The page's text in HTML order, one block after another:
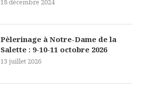
18 décembre 2024
Pèlerinage à Notre-Dame de la
Salette : 9-10-11 octobre 2026
13 juillet 2026